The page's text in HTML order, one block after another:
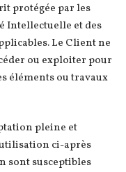
protégée par les
Intellectuelle et des
Le Client ne
ou exploiter pour
éléments ou travaux
pleine et
ci-après
sont susceptibles